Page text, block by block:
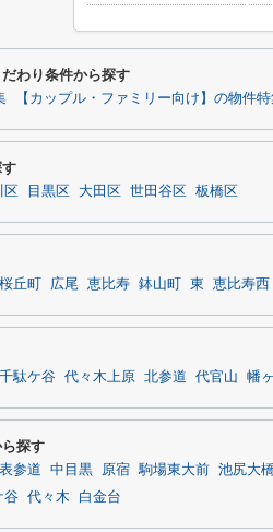
わり条件から探す
【カップル・ファミリー向け】の物件
区 目黒区 大田区 世田谷区 板橋区
桜丘町 広尾 恵比寿 鉢山町 東 恵比寿西
千駄ケ谷 代々木上原 北参道 代官山 幡
探す
表参道 中目黒 原宿 駒場東大前 池尻大
谷 代々木 白金台